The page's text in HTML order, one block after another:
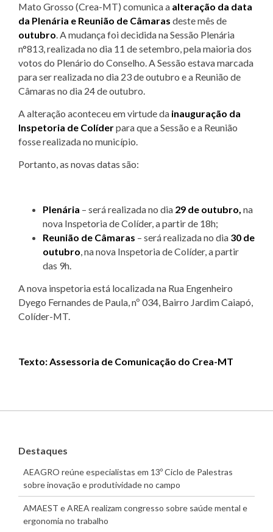
Mato Grosso (Crea-MT) comunica a alteração da data
da Plenária e Reunião de Câmaras deste mês de
outubro. A mudança foi decidida na Sessão Plenária
n°813, realizada no dia 11 de setembro, pela maioria dos
votos do Plenário do Conselho. A Sessão estava marcada
para ser realizada no dia 23 de outubro e a Reunião de
Câmaras no dia 24 de outubro.
A alteração aconteceu em virtude da inauguração da
Inspetoria de Colíderpara que a Sessão e a Reunião
fosse realizada no município.
Portanto, as novas datas são:
Plenária – será realizada no dia 29 de outubro, na
nova Inspetoria de Colíder, a partir de 18h;
Reunião de Câmaras – será realizada no dia 30 de
outubro, na nova Inspetoria de Colíder, a partir
das 9h.
A nova inspetoria está localizada na Rua Engenheiro
Dyego Fernandes de Paula, nº 034, Bairro Jardim Caiapó,
Colíder-MT.
Texto: Assessoria de Comunicação do Crea-MT
Destaques
AEAGRO reúne especialistas em 13º Ciclo de Palestras
sobre inovação e produtividade no campo
AMAEST e AREA realizam congresso sobre saúde mental e
ergonomia no trabalho